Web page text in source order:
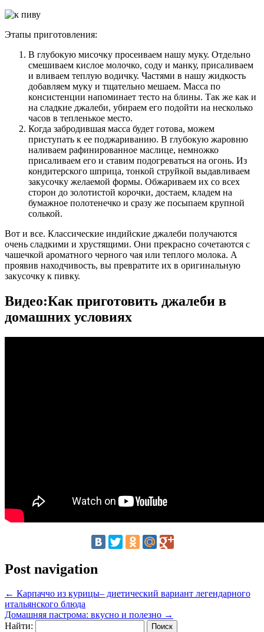
Этапы приготовления:
В глубокую мисочку просеиваем нашу муку. Отдельно
смешиваем кислое молочко, соду и манку, присаливаем
и вливаем теплую водичку. Частями в нашу жидкость
добавляем муку и тщательно мешаем. Масса по
консистенции напоминает тесто на блины. Так же как и
на сладкие джалеби, убираем его подойти на несколько
часов в тепленькое место.
Когда забродившая масса будет готова, можем
приступать к ее поджариванию. В глубокую жаровню
наливаем рафинированное маслице, немножко
присаливаем его и ставим подогреваться на огонь. Из
кондитерского шприца, тонкой струйкой выдавливаем
закусочку желаемой формы. Обжариваем их со всех
сторон до золотистой корочки, достаем, кладем на
бумажное полотенечко и сразу же посыпаем крупной
солькой.
Вот и все. Классические индийские джалеби получаются
очень сладкими и хрустящими. Они прекрасно сочетаются с
чашечкой ароматного черного чая или теплого молока. А
проявив находчивость, вы превратите их в оригинальную
закусочку к пивку.
Видео:Как приготовить джалеби в
домашних условиях
Post navigation
← Карпаччо из курицы– диетический вариант легендарного
итальянского блюда
Домашняя пастрома: вкусно и полезно →
Найти: